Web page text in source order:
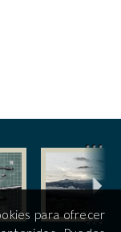
para ofrecer